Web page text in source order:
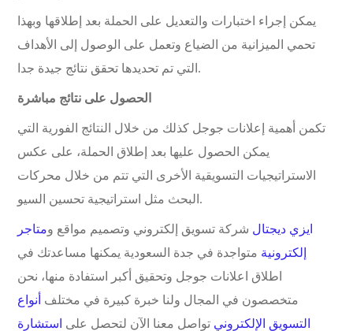
يمكن إجراء اختبارات والتعديل على الحملة بعد إطلاقها وبهذا
تحمي الميزانية من الضياع وتعمل على الوصول إلى الأهداف
التي تم تحديدها تحقق نتائج جيدة جدا.
الحصول على نتائج مباشرة
تكمن أهمية إعلانات جوجل كذلك من خلال النتائج الفورية التي
يمكن الحصول عليها بعد إطلاق الحملة، على عكس
الاستراتيجيات التسويقية الأخرى التي تتم من خلال محركات
البحث مثل استراتيجية تحسين السيو.
ايزي ديجتال شركة تسويق إلكتروني وتصميم مواقع ومتاجر
إلكترونية متواجدة في جدة السعودية يمكنها مساعدتك في
اطلاق اعلانات جوجل وتحقيق أكبر استفادة منها، نحن
متخصصون في المجال ولنا خبرة كبيرة في مختلف أنواع
التسويق الإلكتروني تواصل معنا الآن لتحصل على استشارة